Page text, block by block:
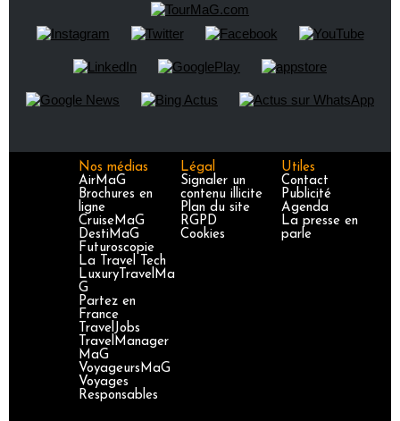
Nos médias
AirMaG
Brochures en
ligne
CruiseMaG
DestiMaG
Futuroscopie
La Travel Tech
LuxuryTravelMa
G
Partez en
France
TravelJobs
TravelManager
MaG
VoyageursMaG
Voyages
Responsables
Légal
Signaler un
contenu illicite
Plan du site
RGPD
Cookies
Utiles
Contact
Publicité
Agenda
La presse en
parle